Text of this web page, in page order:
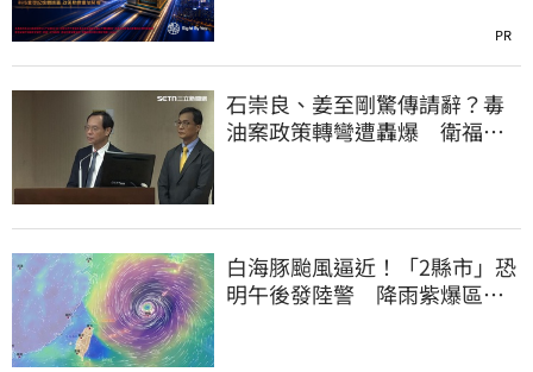
PR
石崇良、姜至剛驚傳請辭？毒
油案政策轉彎遭轟爆 衛福部
白海豚颱風逼近！「2縣市」恐
明午後發陸警 降雨紫爆區域